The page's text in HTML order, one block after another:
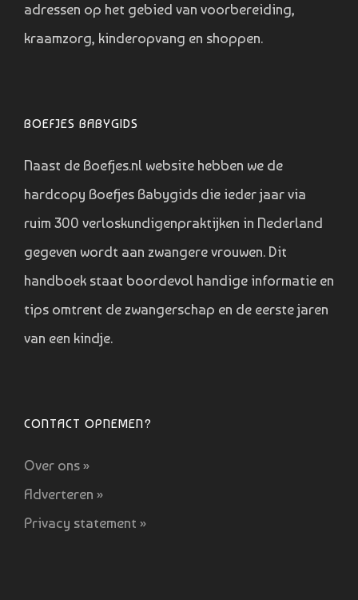
adressen op het gebied van voorbereiding,
kraamzorg, kinderopvang en shoppen.
BOEFJES BABYGIDS
Naast de Boefjes.nl website hebben we de
hardcopy Boefjes Babygids die ieder jaar via
ruim 300 verloskundigenpraktijken in Nederland
gegeven wordt aan zwangere vrouwen. Dit
handboek staat boordevol handige informatie en
tips omtrent de zwangerschap en de eerste jaren
van een kindje.
CONTACT OPNEMEN?
Over ons »
Adverteren »
Privacy statement »